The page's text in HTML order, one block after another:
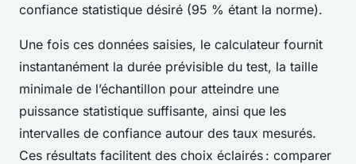
confiance statistique désiré (95 % étant la norme).
Une fois ces données saisies, le calculateur fournit
instantanément la durée prévisible du test, la taille
minimale de l’échantillon pour atteindre une
puissance statistique suffisante, ainsi que les
intervalles de confiance autour des taux mesurés.
Ces résultats facilitent des choix éclairés : comparer